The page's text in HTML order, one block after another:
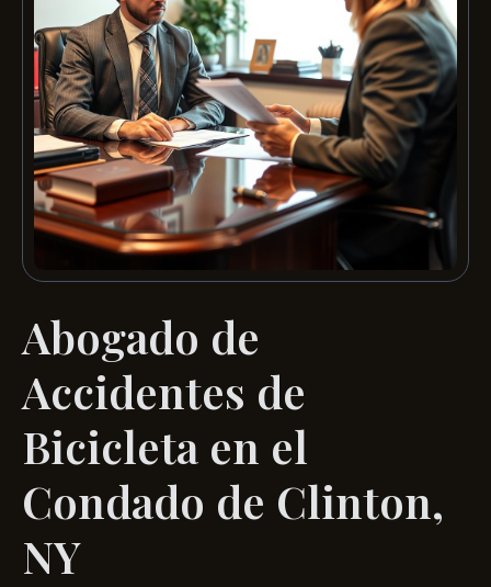
Abogado de
Accidentes de
Bicicleta en el
Condado de Clinton,
NY